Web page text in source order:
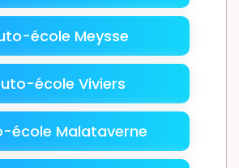
école Meysse
école Viviers
école Malataverne